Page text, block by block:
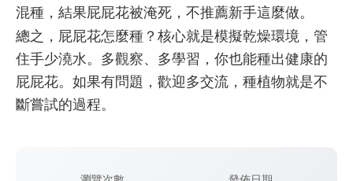
混種，結果屁屁花被淹死，不推薦新手這麼做。
總之，屁屁花怎麼種？核心就是模擬乾燥環境，管
住手少澆水。多觀察、多學習，你也能種出健康的
屁屁花。如果有問題，歡迎多交流，種植物就是不
斷嘗試的過程。